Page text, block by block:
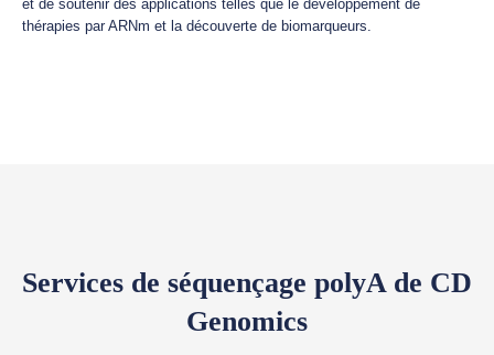
et de soutenir des applications telles que le développement de
thérapies par ARNm et la découverte de biomarqueurs.
Services de séquençage polyA de CD
Genomics